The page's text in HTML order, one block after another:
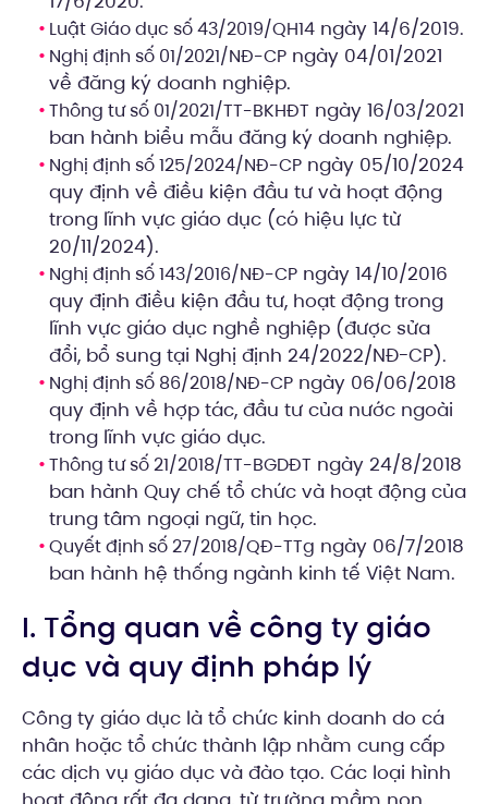
Luật Giáo dục số 43/2019/QH14 ngày 14/6/2019.
Nghị định số 01/2021/NĐ-CP ngày 04/01/2021
về đăng ký doanh nghiệp.
Thông tư số 01/2021/TT-BKHĐT ngày 16/03/2021
ban hành biểu mẫu đăng ký doanh nghiệp.
Nghị định số 125/2024/NĐ-CP ngày 05/10/2024
quy định về điều kiện đầu tư và hoạt động
trong lĩnh vực giáo dục (có hiệu lực từ
20/11/2024).
Nghị định số 143/2016/NĐ-CP ngày 14/10/2016
quy định điều kiện đầu tư, hoạt động trong
lĩnh vực giáo dục nghề nghiệp (được sửa
đổi, bổ sung tại Nghị định 24/2022/NĐ-CP).
Nghị định số 86/2018/NĐ-CP ngày 06/06/2018
quy định về hợp tác, đầu tư của nước ngoài
trong lĩnh vực giáo dục.
Thông tư số 21/2018/TT-BGDĐT ngày 24/8/2018
ban hành Quy chế tổ chức và hoạt động của
trung tâm ngoại ngữ, tin học.
Quyết định số 27/2018/QĐ-TTg ngày 06/7/2018
ban hành hệ thống ngành kinh tế Việt Nam.
I. Tổng quan về công ty giáo
dục và quy định pháp lý
Công ty giáo dục là tổ chức kinh doanh do cá
nhân hoặc tổ chức thành lập nhằm cung cấp
các dịch vụ giáo dục và đào tạo. Các loại hình